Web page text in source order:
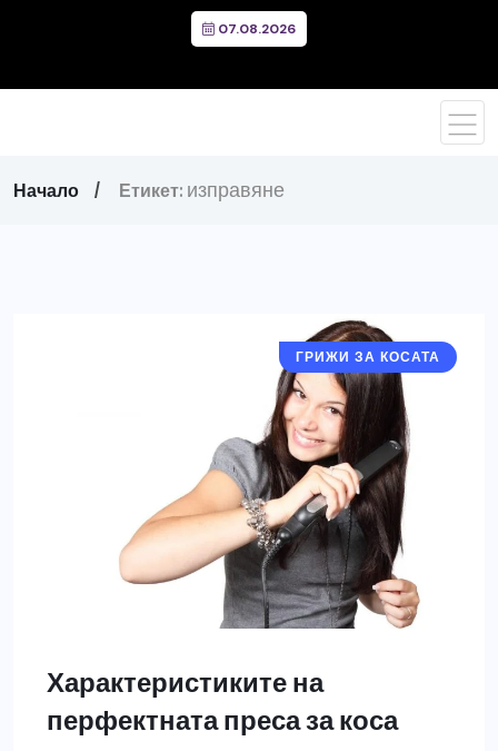
07.08.2026
Начало Етикет: изправяне
ГРИЖИ ЗА КОСАТА
Характеристиките на
перфектната преса за коса